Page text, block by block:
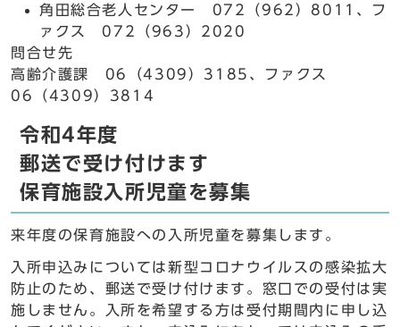
角田総合老人センター 072（962）8011、フ
ァクス 072（963）2020
問合せ先
高齢介護課 06（4309）3185、ファクス
06（4309）3814
令和4年度
郵送で受け付けます
保育施設入所児童を募集
来年度の保育施設への入所児童を募集します。
入所申込みについては新型コロナウイルスの感染拡大
防止のため、郵送で受け付けます。窓口での受付は実
施しません。入所を希望する方は受付期間内に申し込